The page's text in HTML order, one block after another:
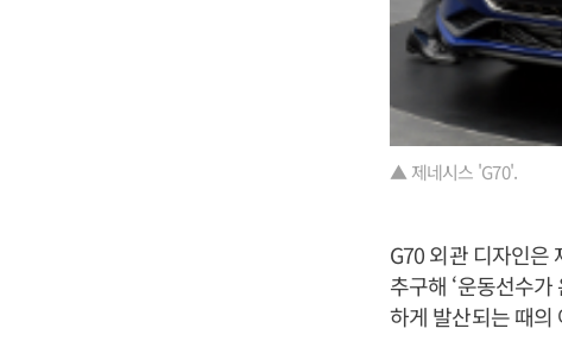
▲ 제네시스 'G70'.
G70 외관 디자인은
추구해 ‘운동선수
하게 발산되는 때의